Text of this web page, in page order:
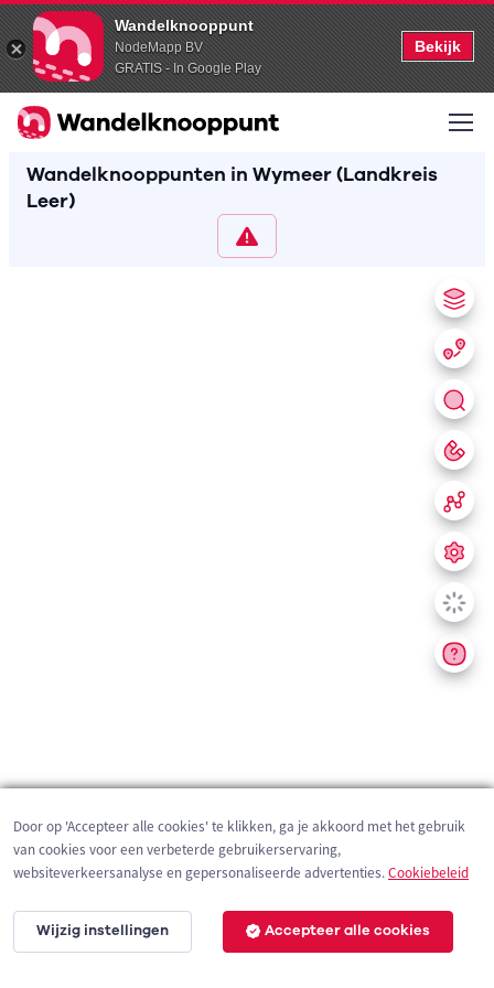
Wandelknooppunt
NodeMapp BV
GRATIS - In Google Play
Bekijk
Wandelknooppunten in Wymeer (Landkreis
Leer)
200 m
Door op 'Accepteer alle cookies' te klikken, ga je akkoord met het gebruik
van cookies voor een verbeterde gebruikerservaring,
websiteverkeersanalyse en gepersonaliseerde advertenties.Cookiebeleid
Wijzig instellingen Accepteer alle cookies